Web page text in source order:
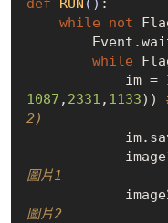
while
not
while
1087 , 2331 , 1133))
2)
圖片1
圖片2